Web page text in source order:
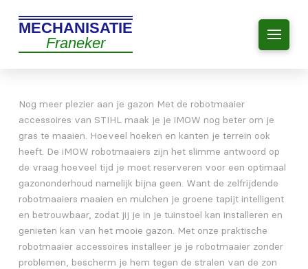
MECHANISATIE
Franeker
Nog meer plezier aan je gazon Met de robotmaaier
accessoires van STIHL maak je je iMOW nog beter om je
gras te maaien. Hoeveel hoeken en kanten je terrein ook
heeft. De iMOW robotmaaiers zijn het slimme antwoord op
de vraag hoeveel tijd je moet reserveren voor een optimaal
gazononderhoud namelijk bijna geen. Want de zelfrijdende
robotmaaiers maaien en mulchen je groene tapijt intelligent
en betrouwbaar, zodat jij je in je tuinstoel kan installeren en
genieten kan van het mooie gazon. Met onze praktische
robotmaaier accessoires installeer je je robotmaaier zonder
problemen, bescherm je hem tegen de stralen van de zon